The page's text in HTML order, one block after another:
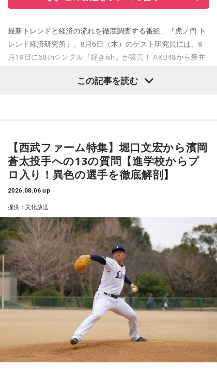
のひとつ。
ブックレットには、メンバー3人がそれぞれの視点から楽曲や
制作背景を語るセルフライナーノーツに加え、今回のレコー
込められた思いや、サウンドを形作った楽器の特徴を知りな
J-Fusionの魅力を現代に響かせるとともに、進化を続けるかつ
しかトリオの現在地と新たな可能性を示す1枚がここに完成し
ました。
◆メンバー3人による恒例の全曲試聴会を生配信
8月7日（金）19:00より、かつしかトリオのメンバー3人によ
る恒例の全曲試聴会をYouTubeで生配信します。メンバーの
楽しいトークとともに、ニューアルバム『SO-DAYONE !』の
収録曲をひと足早く紹介。それぞれの楽曲の聴きどころや制
作に込めた思いなどを、メンバー自身が解説。アルバムをよ
り深く楽しめる貴重な機会に触れることができます。
＜かつしかトリオ『SO-DAYONE !』全曲試聴会＞
まだ見ぬアーティストとの出会いも、お気に入りのアーティ
MINAMI WHEELならでは。
今年も大阪・ミナミの街から、新たな音楽との出会いをお届
けします。どうぞご期待ください。
10/10(土) 出演
AARON / IRIS MONDO / 赤いくらげ / Aki / あたらよ / 雨烏 /
荒巻勇仁 / アンと私 / anewhite / EVE OF THE LAIN / いろか
にほへと / weak.butterfly / EMNW / 大宮陽和 / OKYO / 奥崎
Gum-9 / ガラクタ / ガラスの靴は落とさない / カラノア /
KI_EN / 来島エル / きばやし / Gyubin / くがあくた / grating
hunny / Grape Kiki / クロムレイリー / GeTO / COPES / ココ
ラシカ / Cosmola / kohamo / ゴホウビ / サカキナオ / THE
KING OF ROOKIE / 佐久間龍星 / TheΣ / 札幌某所 / THE
HAMIDA SHE'S / the bercedes menz / さらさ (Band Set) /
三四少女 / She Side Ship / Jene / chef's / Ciely / シトナユイ
/ 至福ぽんちょ / SYAYOS / 13.3g / Jonah / 杉本ラララ / 鈴木
実貴子ズ / スパノヴァ特急 / speel plaats / 3markets[ ] / セ
カンドバッカー / セブンス・ベガ / Chimothy→ / ちゃくら /
チョーキューメイ / D’ypcys / Tyrkouaz / テレビ大陸音頭 /
Togoz / tonerico / ドミノンストップ / 中島寂 / ニューアヤカ
最新トレンドと経済の流れを徹底調査する番組、『虎ノ門 ト
レンド経済研究所』。8月6日（木）のゲスト研究員には、8
月19日に68thシングル『好きish』が発売！ AKB48から新井
の「ラジオiNEWS」以来、およそ3年ぶりの出演。行天優莉奈
「プライマリーバランス」の基礎知識から、赤字と黒字の考
え方、今の日本が置かれている状況、高市内閣の方針まで、
国の将来を左右する指標についてわかりやすく解説するほ
か、食品の消費税1％になった場合、収支バランスはどうなる
ことができたでしょうか？！
後半の「AKB48研究所！」のコーナーでは、AKB48について
徹底調査！ 8月19日発売の68thシングル『好きish』について
選抜メンバー・新井彩永が曲の聴きどころ、すでに再生回数
が700万回を超えたMVの内容について語るほか、行天優莉奈
が参加しているカップリング曲『渦の巻き方』についても詳
しく伺います。行天優莉奈が今年3月まで活動していた
「KLP48」時代のエピソードも大公開！ このほか、9月26日
（土）・27日（日）にKアリーナ横浜で開催される「THREE
CONCEPTS LIVE」の詳細情報などAKB48情報満載の30分で
この記事を読む
【西武ファーム特集】堀口文宏から濱岡
蒼太投手への13の質問【進学校からプ
ロ入り！異色の選手を徹底解剖】
2026.08.06 up
提供：文化放送